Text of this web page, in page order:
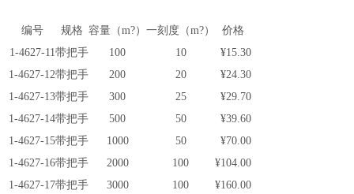
编号 规格 容量（m?）一刻度（m?）
价格
1-4627-11 带把手 100 10
¥15.30
1-4627-12带把手 200 20
¥24.30
1-4627-13带把手 300 25
¥29.70
1-4627-14带把手 500 50
¥39.60
1-4627-15带把手 1000 50
¥70.00
1-4627-16带把手 2000 100
¥104.00
1-4627-17带把手 3000 100
¥160.00